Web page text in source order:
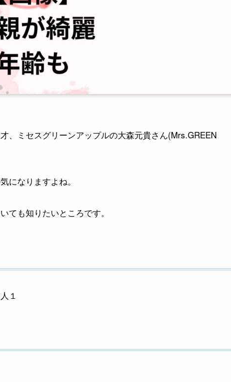
、ミセスグリーンアップルの大森元貴さん(Mrs.GREEN
になりますよね。
ても知りたいところです。
１